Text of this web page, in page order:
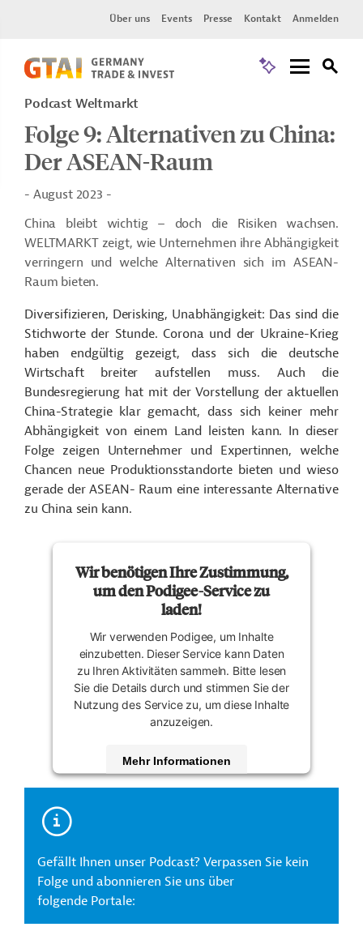
Über uns Events Presse Kontakt Anmelden
Podcast Weltmarkt
Folge 9: Alternativen zu China:
Der ASEAN-Raum
- August 2023 -
China bleibt wichtig – doch die Risiken wachsen.
WELTMARKT zeigt, wie Unternehmen ihre Abhängigkeit
verringern und welche Alternativen sich im ASEAN-
Raum bieten.
Diversifizieren, Derisking, Unabhängigkeit: Das sind die
Stichworte der Stunde. Corona und der Ukraine-Krieg
haben endgültig gezeigt, dass sich die deutsche
Wirtschaft breiter aufstellen muss. Auch die
Bundesregierung hat mit der Vorstellung der aktuellen
China-Strategie klar gemacht, dass sich keiner mehr
Abhängigkeit von einem Land leisten kann. In dieser
Folge zeigen Unternehmer und Expertinnen, welche
Chancen neue Produktionsstandorte bieten und wieso
gerade der ASEAN- Raum eine interessante Alternative
zu China sein kann.
Wir benötigen Ihre Zustimmung,
um den Podigee-Service zu
laden!
Wir verwenden Podigee, um Inhalte
einzubetten. Dieser Service kann Daten
zu Ihren Aktivitäten sammeln. Bitte lesen
Sie die Details durch und stimmen Sie der
Nutzung des Service zu, um diese Inhalte
anzuzeigen.
Mehr Informationen
Gefällt Ihnen unser Podcast? Verpassen Sie kein
Folge und abonnieren Sie uns über
folgende Portale: